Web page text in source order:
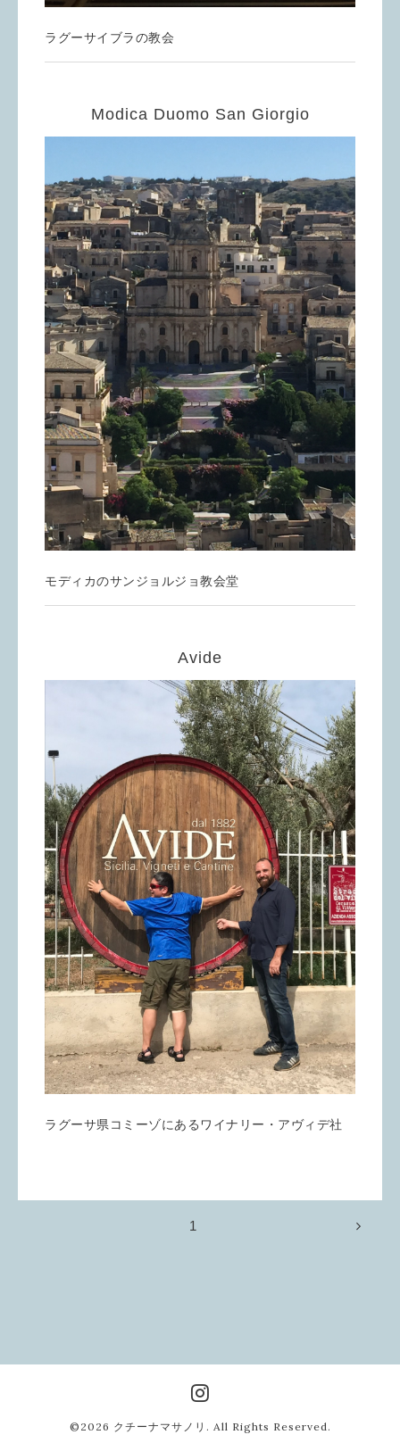
ラグーサイブラの教会
Modica Duomo San Giorgio
モディカのサンジョルジョ教会堂
Avide
ラグーサ県コミーゾにあるワイナリー・アヴィデ社
1
©2026 クチーナマサノリ . All Rights Reserved.